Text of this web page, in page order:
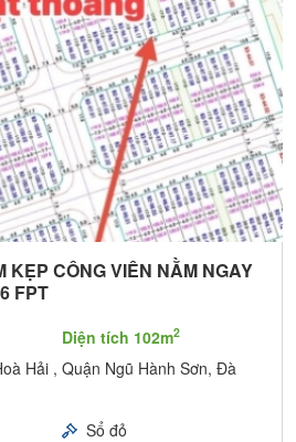
KẸP CÔNG VIÊN NẰM NGAY
FPT
Diện tích 102m2
Hải , Quận Ngũ Hành Sơn, Đà
Sổ đỏ